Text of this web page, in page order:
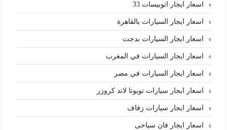
اسعار ايجار اتوبيسات 33
اسعار ايجار السيارات بالقاهرة
اسعار ايجار السيارات بدجت
اسعار ايجار السيارات في المغرب
اسعار ايجار السيارات في مصر
اسعار ايجار سيارات تويوتا لاند كروزر
اسعار ايجار سيارات زفاف
اسعار ايجار فان سياحى